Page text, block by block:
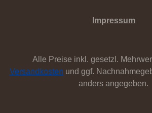
Impressum
Alle Preise inkl. gesetzl.
Versandkosten und ggf.
anders angegeben.